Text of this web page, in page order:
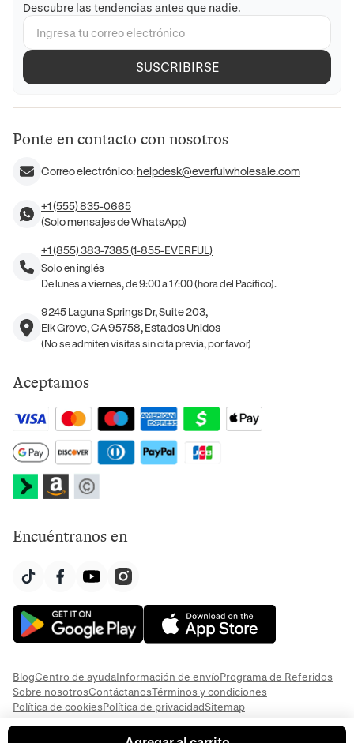
Descubre las tendencias antes que nadie.
SUSCRIBIRSE
Ponte en contacto con nosotros
Correo electrónico:helpdesk@everfulwholesale.com
+1 (555) 835-0665
(Solo mensajes de WhatsApp)
+1 (855) 383-7385 (1-855-EVERFUL)
Solo en inglés
De lunes a viernes, de 9:00 a 17:00 (hora del Pacífico).
9245 Laguna Springs Dr, Suite 203,
Elk Grove, CA 95758, Estados Unidos
(No se admiten visitas sin cita previa, por favor)
Aceptamos
Encuéntranos en
BlogCentro de ayudaInformación de envíoPrograma de Referidos
Sobre nosotrosContáctanosTérminos y condiciones
Política de cookiesPolítica de privacidadSitemap